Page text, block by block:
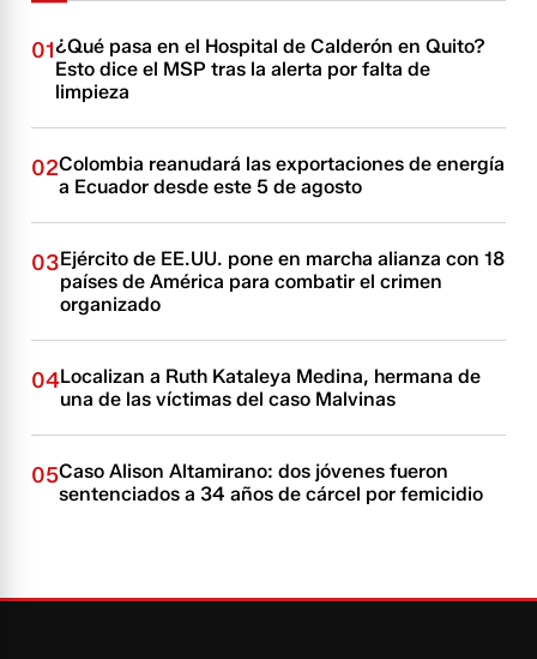
01¿Qué pasa en el Hospital de Calderón en Quito?
Esto dice el MSP tras la alerta por falta de
limpieza
02Colombia reanudará las exportaciones de energía
a Ecuador desde este 5 de agosto
03Ejército de EE.UU. pone en marcha alianza con 18
países de América para combatir el crimen
organizado
04Localizan a Ruth Kataleya Medina, hermana de
una de las víctimas del caso Malvinas
05Caso Alison Altamirano: dos jóvenes fueron
sentenciados a 34 años de cárcel por femicidio